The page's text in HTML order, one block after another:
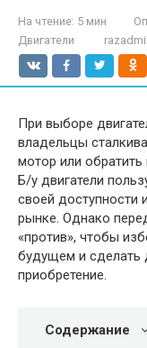
На чтение: 5 мин
Двигатели
При выборе
владельцы
мотор или
Б/у двигатели
своей доступности
рынке. Однако
«против», чтобы
будущем и сделать
приобретение.
Содержание